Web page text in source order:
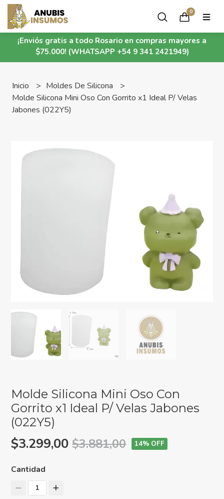
¡Enviós gratis a todo Rosario en compras mayores a
$75.000! (WHATSAPP +54 9 341 2421949)
0
Inicio
Moldes De Silicona
Molde Silicona Mini Oso Con Gorrito x1 Ideal P/ Velas
Jabones (022Y5)
Molde Silicona Mini Oso Con
Gorrito x1 Ideal P/ Velas Jabones
(022Y5)
$3.299,00$3.881,00 14% OFF
Cantidad
1